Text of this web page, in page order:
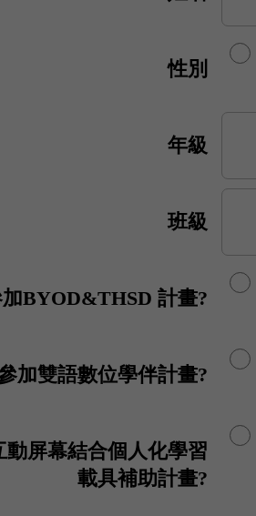
性別
年級
班級
BYOD&THSD 計畫?
加雙語數位學伴計畫?
屏幕結合個人化學習
載具補助計畫?